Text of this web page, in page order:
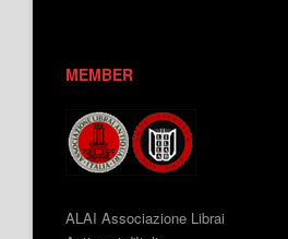
MEMBER
ALAI Associazione Librai